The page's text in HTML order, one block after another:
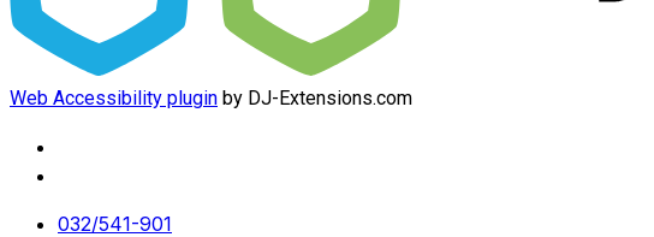
Web Accessibility plugin by DJ-Extensions.com
032/541-901